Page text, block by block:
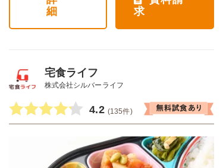
細
求
宅食ライフ
株式会社シルバーライフ
4.2 (135件)